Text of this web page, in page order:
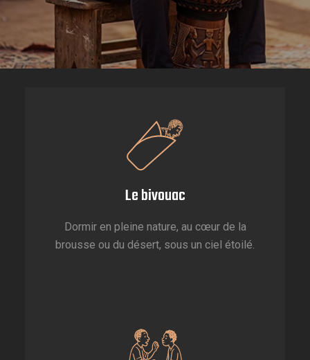
Le bivouac
Dormir en pleine nature, au cœur de la
brousse ou du désert, sous un ciel étoilé.